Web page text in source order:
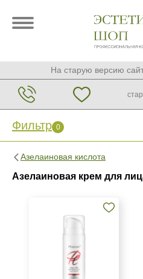
На старую версию
Фильтр 0
Азелаиновая кислота
Азелаиновая крем для
Фильтр 0